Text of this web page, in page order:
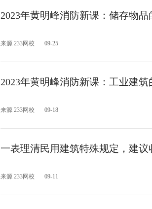
2023年黄明峰消防新课：储存物
来源 233网校 09-25
2023年黄明峰消防新课：工业建筑
来源 233网校 09-18
一表理清民用建筑特殊规定，建议
来源 233网校 09-11